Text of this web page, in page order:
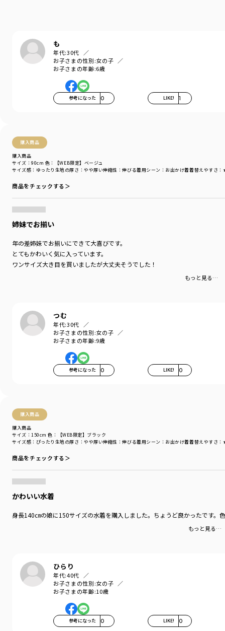
も
年代:30代
お子さまの性別:女の子
お子さまの年齢:6歳
参考になった 0 LIKE! 1
購入商品
購入商品
サイズ感 ：ゆったり 生地の厚さ ：やや厚い伸縮性 ：伸びる着用シーン ：お出かけ着着替えやすさ
サイズ：90cm 色：【WEB限定】ベージュ
商品をチェックする＞
姉妹でお揃い
年の差姉妹でお揃いにできて大喜びです。
とてもかわいく気に入っています。
ワンサイズ大き目を買いましたが大丈夫そうでした！
もっと見る…
つむ
年代:30代
お子さまの性別:女の子
お子さまの年齢:9歳
参考になった 0 LIKE! 0
購入商品
購入商品
サイズ感 ：ぴったり 生地の厚さ ：やや厚い伸縮性 ：伸びる着用シーン ：お出かけ着着替えやすさ
サイズ：150cm 色：【WEB限定】ブラック
商品をチェックする＞
かわいい水着
身長140㎝の娘に150サイズの水着を購入しました。ちょうど良かったです。
もっと見る…
ひらり
年代:40代
お子さまの性別:女の子
お子さまの年齢:10歳
参考になった 0 LIKE! 0
性別タイプ
GIRL
対象イベント
／ファイナルセール
商品番号
／14-6270-870